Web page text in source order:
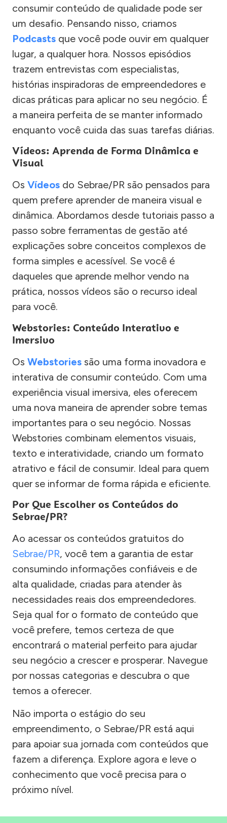
consumir conteúdo de qualidade pode ser
um desafio. Pensando nisso, criamos
Podcasts que você pode ouvir em qualquer
lugar, a qualquer hora. Nossos episódios
trazem entrevistas com especialistas,
histórias inspiradoras de empreendedores e
dicas práticas para aplicar no seu negócio. É
a maneira perfeita de se manter informado
enquanto você cuida das suas tarefas diárias.
Vídeos: Aprenda de Forma Dinâmica e
Visual
Os Vídeos do Sebrae/PR são pensados para
quem prefere aprender de maneira visual e
dinâmica. Abordamos desde tutoriais passo a
passo sobre ferramentas de gestão até
explicações sobre conceitos complexos de
forma simples e acessível. Se você é
daqueles que aprende melhor vendo na
prática, nossos vídeos são o recurso ideal
para você.
Webstories: Conteúdo Interativo e
Imersivo
Os Webstories são uma forma inovadora e
interativa de consumir conteúdo. Com uma
experiência visual imersiva, eles oferecem
uma nova maneira de aprender sobre temas
importantes para o seu negócio. Nossas
Webstories combinam elementos visuais,
texto e interatividade, criando um formato
atrativo e fácil de consumir. Ideal para quem
quer se informar de forma rápida e eficiente.
Por Que Escolher os Conteúdos do
Sebrae/PR?
Ao acessar os conteúdos gratuitos do
Sebrae/PR, você tem a garantia de estar
consumindo informações confiáveis e de
alta qualidade, criadas para atender às
necessidades reais dos empreendedores.
Seja qual for o formato de conteúdo que
você prefere, temos certeza de que
encontrará o material perfeito para ajudar
seu negócio a crescer e prosperar. Navegue
por nossas categorias e descubra o que
temos a oferecer.
Não importa o estágio do seu
empreendimento, o Sebrae/PR está aqui
para apoiar sua jornada com conteúdos que
fazem a diferença. Explore agora e leve o
conhecimento que você precisa para o
próximo nível.